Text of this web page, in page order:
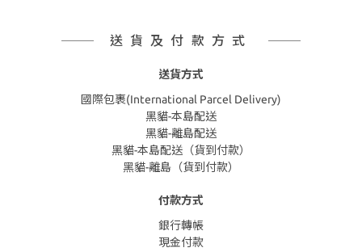
送貨及付款方式
送貨方式
國際包裹(International Parcel Delivery)
黑貓-本島配送
黑貓-離島配送
黑貓-本島配送（貨到付款）
黑貓-離島（貨到付款）
付款方式
銀行轉帳
現金付款